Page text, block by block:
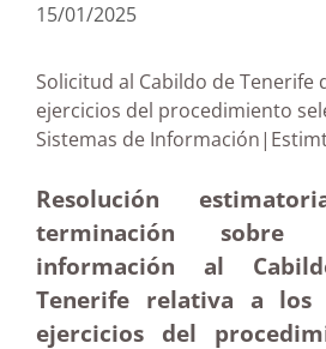
15/01/2025
Solicitud al Cabildo de Tenerife
ejercicios del procedimiento
Sistemas de
Resolución
terminación sobre
información al
Tenerife relativa a los
ejercicios del